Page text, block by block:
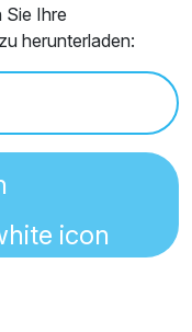
Sie Ihre
herunterladen: